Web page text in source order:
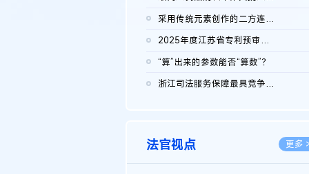
采用传统元素创作的二方连续装饰图案作品的独创性及侵权对比认定
2025年度江苏省专利预审典型案例
“算”出来的参数能否“算数”？
浙江司法服务保障最具竞争力营商环境建设典型案例（第二批）含侵...
法官视点 更多